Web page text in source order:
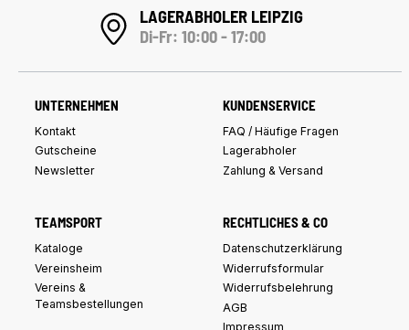
LAGERABHOLER LEIPZIG
Di-Fr: 10:00 - 17:00
UNTERNEHMEN
Kontakt
Gutscheine
Newsletter
KUNDENSERVICE
FAQ / Häufige Fragen
Lagerabholer
Zahlung & Versand
TEAMSPORT
Kataloge
Vereinsheim
Vereins &
Teamsbestellungen
RECHTLICHES & CO
Datenschutzerklärung
Widerrufsformular
Widerrufsbelehrung
AGB
Impressum